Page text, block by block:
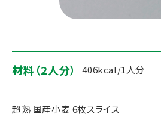
材料（2人分） 406kcal/1人分
超熟 国産小麦 6枚スライス